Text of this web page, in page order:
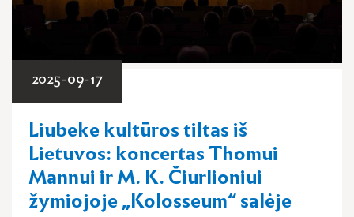
2025-09-17
Liubeke kultūros tiltas iš
Lietuvos: koncertas Thomui
Mannui ir M. K. Čiurlioniui
žymiojoje „Kolosseum“ salėje